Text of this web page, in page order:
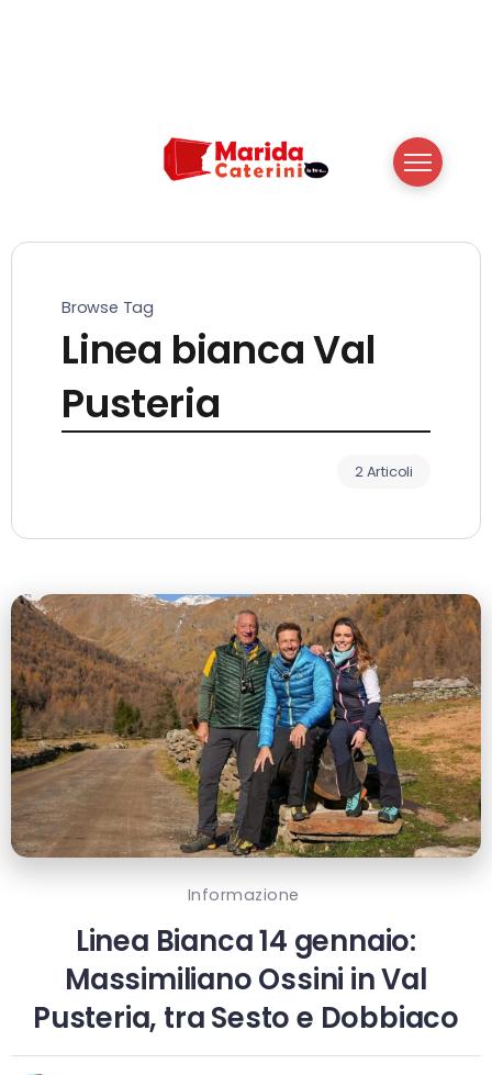
Browse Tag
Linea bianca Val
Pusteria
2 Articoli
Informazione
Linea Bianca 14 gennaio:
Massimiliano Ossini in Val
Pusteria, tra Sesto e Dobbiaco